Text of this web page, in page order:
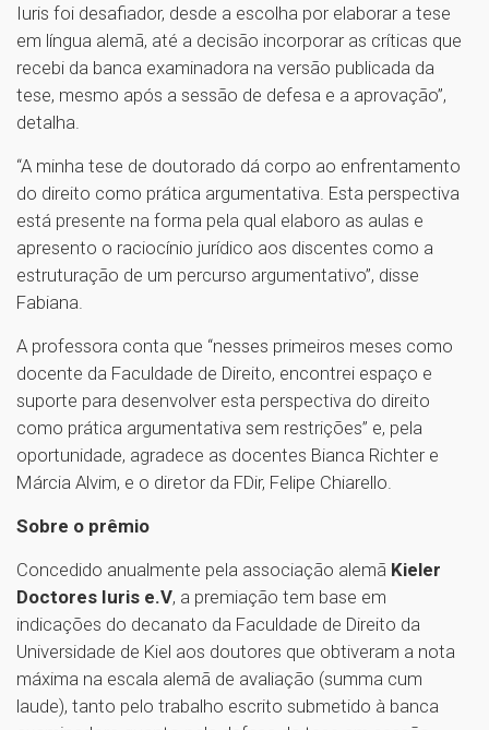
Iuris foi desafiador, desde a escolha por elaborar a tese
em língua alemã, até a decisão incorporar as críticas que
recebi da banca examinadora na versão publicada da
tese, mesmo após a sessão de defesa e a aprovação”,
detalha.
“A minha tese de doutorado dá corpo ao enfrentamento
do direito como prática argumentativa. Esta perspectiva
está presente na forma pela qual elaboro as aulas e
apresento o raciocínio jurídico aos discentes como a
estruturação de um percurso argumentativo”, disse
Fabiana.
A professora conta que “nesses primeiros meses como
docente da Faculdade de Direito, encontrei espaço e
suporte para desenvolver esta perspectiva do direito
como prática argumentativa sem restrições” e, pela
oportunidade, agradece as docentes Bianca Richter e
Márcia Alvim, e o diretor da FDir, Felipe Chiarello.
Sobre o prêmio
Concedido anualmente pela associação alemã Kieler
Doctores Iuris e.V, a premiação tem base em
indicações do decanato da Faculdade de Direito da
Universidade de Kiel aos doutores que obtiveram a nota
máxima na escala alemã de avaliação (summa cum
laude), tanto pelo trabalho escrito submetido à banca